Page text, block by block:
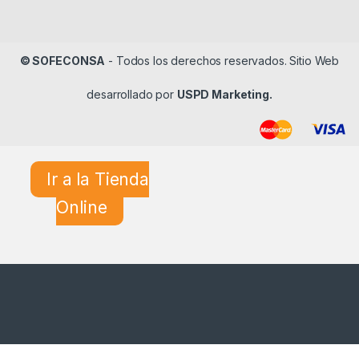
© SOFECONSA - Todos los derechos reservados. Sitio Web
desarrollado por USPD Marketing.
Ir a la Tienda
Online